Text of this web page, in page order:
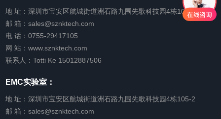
地 址：深圳市宝安区航城街道洲石路九围先歌科技园4栋105
邮 箱：sales@sznktech.com
电 话：0755-29417105
网 站：www.sznktech.com
联系人：Totti Ke 15012887506
EMC实验室：
地 址：深圳市宝安区航城街道洲石路九围先歌科技园4栋105-2
邮 箱：sales@sznktech.com